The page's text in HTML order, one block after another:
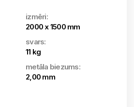
izmēri:
2000 x 1500 mm
svars:
11 kg
metāla biezums:
2,00 mm